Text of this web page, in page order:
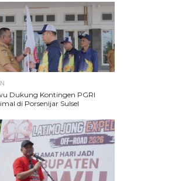
Dukung Kontingen PGRI
di Porsenijar Sulsel